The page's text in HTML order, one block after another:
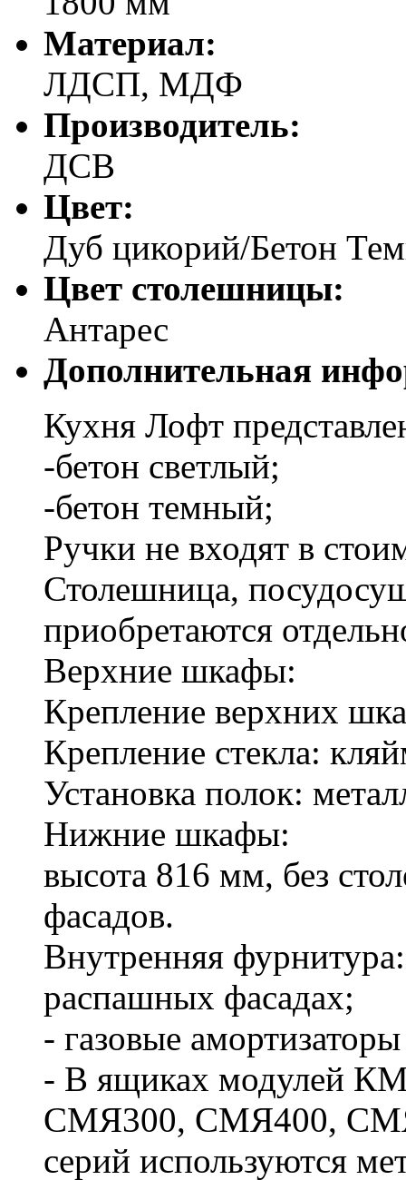
Материал:
ЛДСП, МДФ
Производитель:
ДСВ
Цвет:
Дуб цикорий/Бетон
Цвет столешницы:
Антарес
Дополнительная
Кухня Лофт
-бетон светлый;
-бетон темный;
Ручки не входят в
Столешница,
приобретаются
Верхние шкафы:
Крепление верхних
Крепление стекла:
Установка полок:
Нижние шкафы:
высота 816 мм, без
фасадов.
Внутренняя
распашных фасадах;
- газовые
- В ящиках модулей
СМЯ300, СМЯ400,
серий используются